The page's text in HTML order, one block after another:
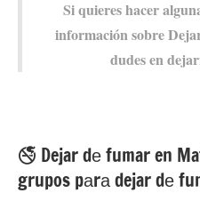
Si quieres hacer
información sobre
dudes en
🚭 Dejar dе fumar en
grupos pаrа dejar dе